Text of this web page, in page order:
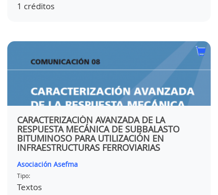
1 créditos
CARACTERIZACIÓN AVANZADA DE LA
RESPUESTA MECÁNICA DE SUBBALASTO
BITUMINOSO PARA UTILIZACIÓN EN
INFRAESTRUCTURAS FERROVIARIAS
Asociación Asefma
Tipo:
Textos